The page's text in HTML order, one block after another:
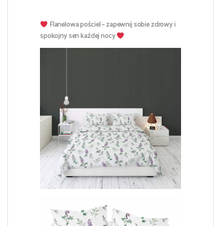
Flanelowa pościel – zapewnij sobie zdrowy i
spokojny sen każdej nocy